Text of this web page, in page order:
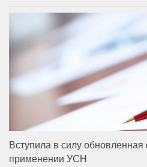
Вступила в силу
применении УСН